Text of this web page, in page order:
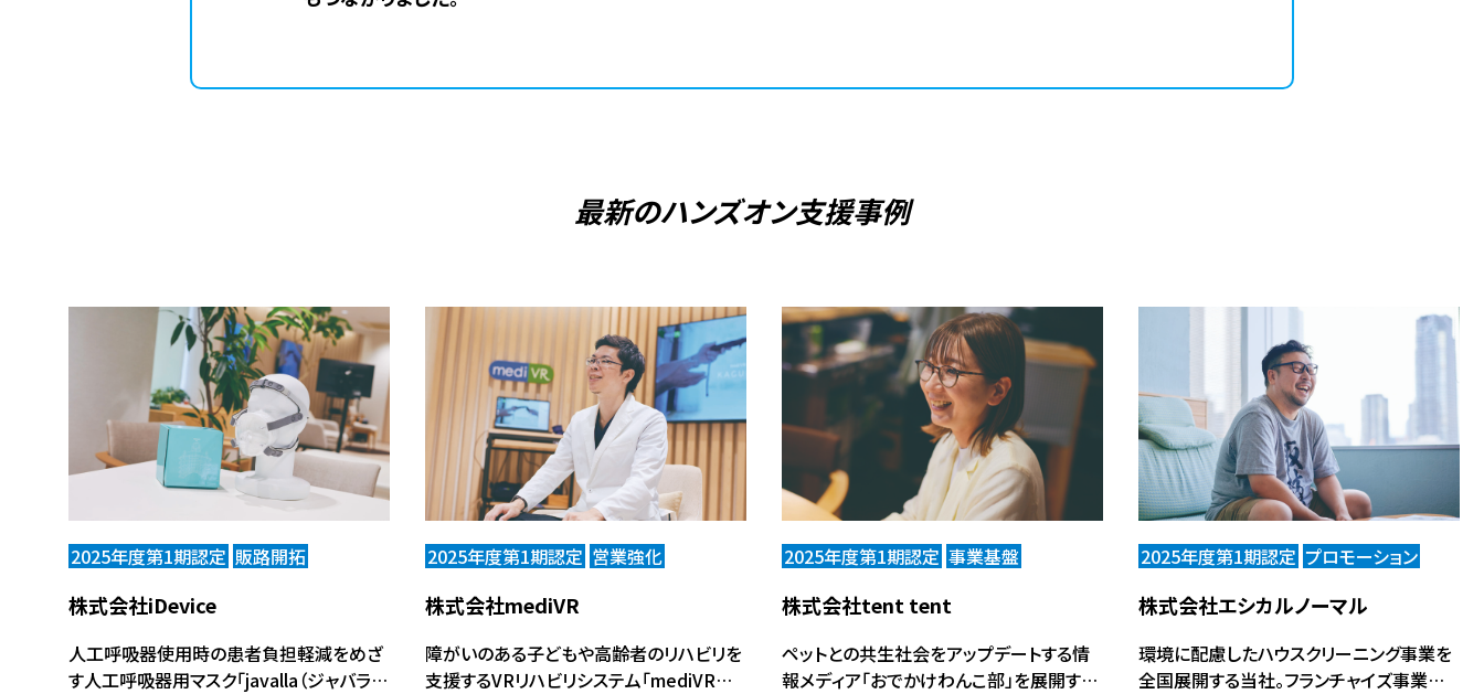
最新のハンズオン支援事例
2025年度第1期認定 販路開拓
株式会社iDevice
人工呼吸器使用時の患者負担軽減をめざ
す人工呼吸器用マスク「javalla（ジャバラ）」
2025年度第1期認定 営業強化
株式会社mediVR
障がいのある子どもや高齢者のリハビリを
支援するVRリハビリシステム「mediVRカ
2025年度第1期認定 事業基盤
株式会社tent tent
ペットとの共生社会をアップデートする情
報メディア「おでかけわんこ部」を展開する
2025年度第1期認定 プロモーション
株式会社エシカルノーマル
環境に配慮したハウスクリーニング事業を
全国展開する当社。フランチャイズ事業の